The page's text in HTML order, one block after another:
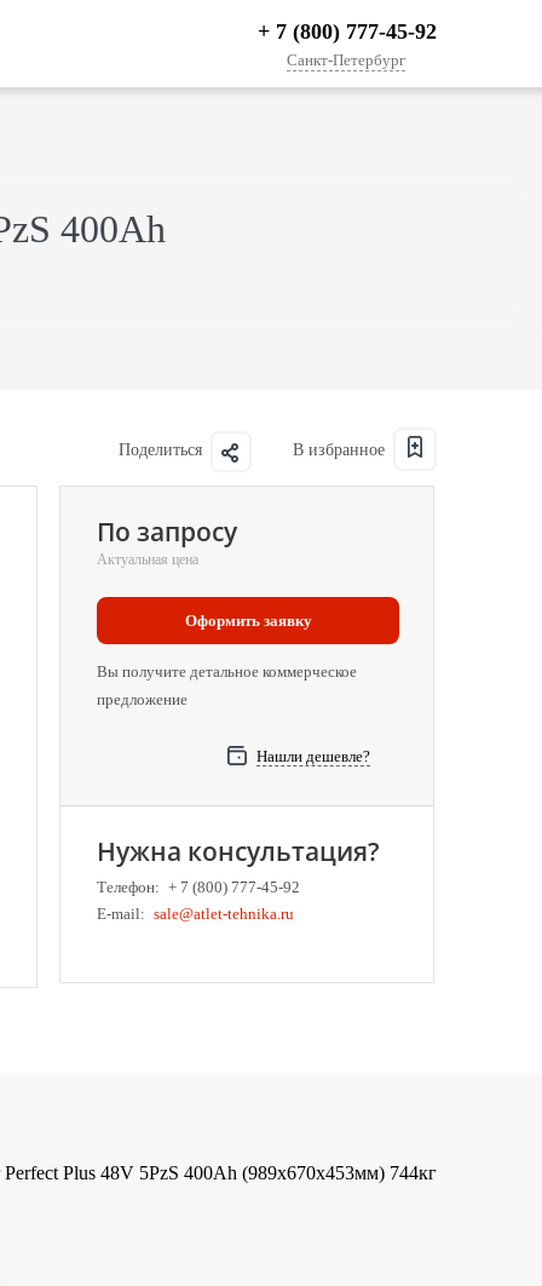
+ 7 (800) 777-45-92
Санкт-Петербург
400Ah
Поделиться
По запросу
Актуальная цена
Оформить заявку
Вы получите детальное коммерческое
предложение
Нашли дешевле?
Нужна консультация?
Телефон: + 7 (800) 777-45-92
E-mail: sale@atlet-tehnika.ru